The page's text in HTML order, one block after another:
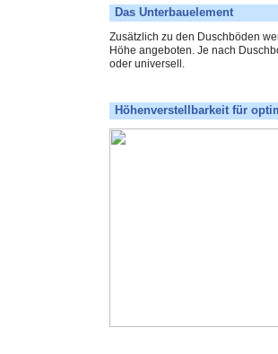
Das Unterbauelement
Zusätzlich zu den Duschböden
Höhe angeboten. Je nach
oder universell.
Höhenverstellbarkeit für